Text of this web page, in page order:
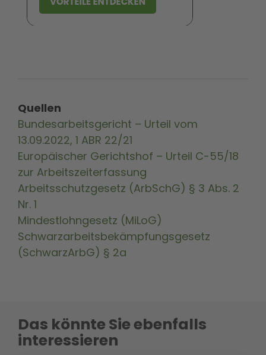
Quellen
Bundesarbeitsgericht – Urteil vom
13.09.2022, 1 ABR 22/21
Europäischer Gerichtshof – Urteil C-55/18
zur Arbeitszeiterfassung
Arbeitsschutzgesetz (ArbSchG) § 3 Abs. 2
Nr. 1
Mindestlohngesetz (MiLoG)
Schwarzarbeitsbekämpfungsgesetz
(SchwarzArbG) § 2a
Das könnte Sie ebenfalls
interessieren